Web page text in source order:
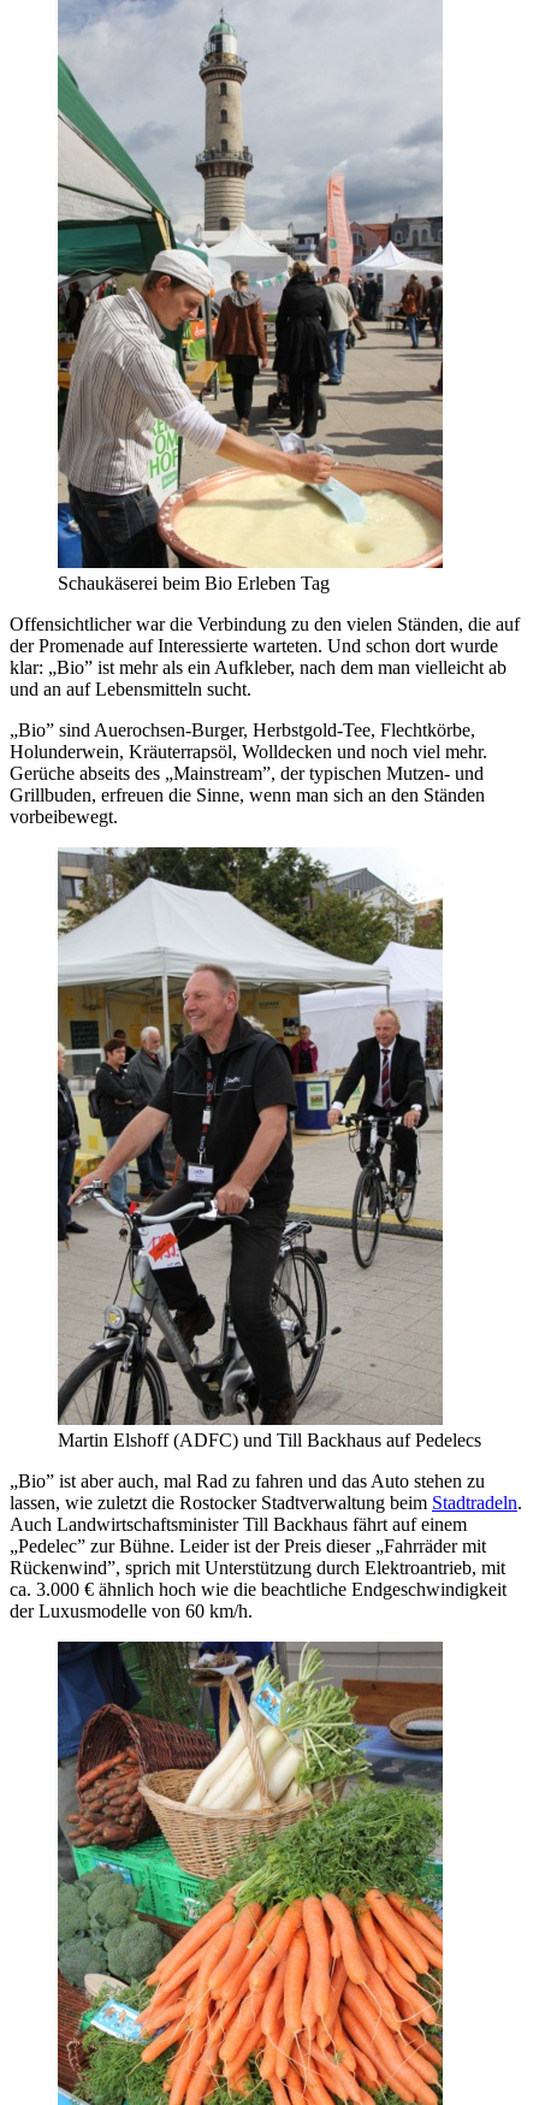
Schaukäserei beim Bio Erleben Tag
Offensichtlicher war die Verbindung zu den vielen Ständen, die auf
der Promenade auf Interessierte warteten. Und schon dort wurde
klar: „Bio” ist mehr als ein Aufkleber, nach dem man vielleicht ab
und an auf Lebensmitteln sucht.
„Bio” sind Auerochsen-Burger, Herbstgold-Tee, Flechtkörbe,
Holunderwein, Kräuterrapsöl, Wolldecken und noch viel mehr.
Gerüche abseits des „Mainstream”, der typischen Mutzen- und
Grillbuden, erfreuen die Sinne, wenn man sich an den Ständen
vorbeibewegt.
Martin Elshoff (ADFC) und Till Backhaus auf Pedelecs
„Bio” ist aber auch, mal Rad zu fahren und das Auto stehen zu
lassen, wie zuletzt die Rostocker Stadtverwaltung beim Stadtradeln.
Auch Landwirtschaftsminister Till Backhaus fährt auf einem
„Pedelec” zur Bühne. Leider ist der Preis dieser „Fahrräder mit
Rückenwind”, sprich mit Unterstützung durch Elektroantrieb, mit
ca. 3.000 € ähnlich hoch wie die beachtliche Endgeschwindigkeit
der Luxusmodelle von 60 km/h.